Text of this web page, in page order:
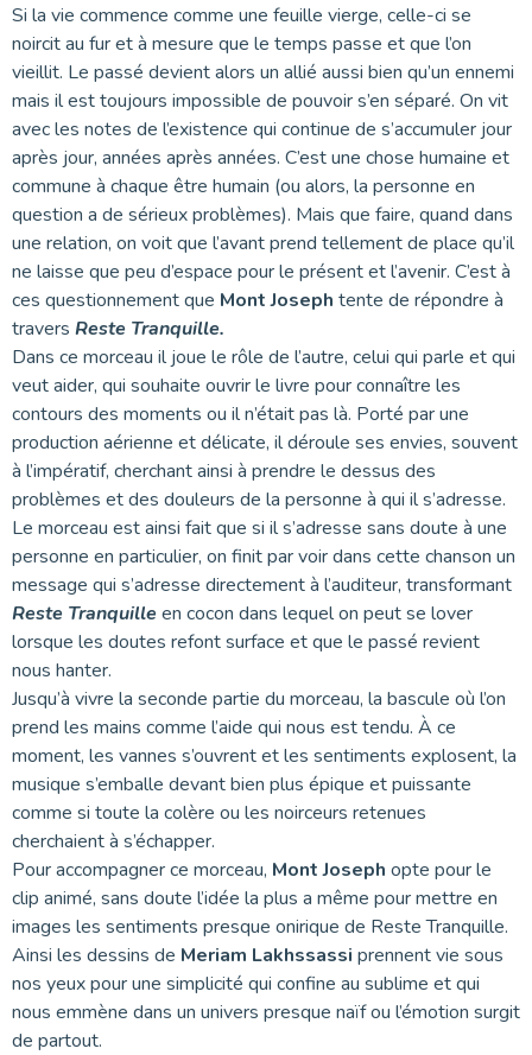
Si la vie commence comme une feuille vierge, celle-ci se
noircit au fur et à mesure que le temps passe et que l’on
vieillit. Le passé devient alors un allié aussi bien qu’un ennemi
mais il est toujours impossible de pouvoir s’en séparé. On vit
avec les notes de l’existence qui continue de s’accumuler jour
après jour, années après années. C’est une chose humaine et
commune à chaque être humain (ou alors, la personne en
question a de sérieux problèmes). Mais que faire, quand dans
une relation, on voit que l’avant prend tellement de place qu’il
ne laisse que peu d’espace pour le présent et l’avenir. C’est à
ces questionnement que Mont Joseph tente de répondre à
travers Reste Tranquille.
Dans ce morceau il joue le rôle de l’autre, celui qui parle et qui
veut aider, qui souhaite ouvrir le livre pour connaître les
contours des moments ou il n’était pas là. Porté par une
production aérienne et délicate, il déroule ses envies, souvent
à l’impératif, cherchant ainsi à prendre le dessus des
problèmes et des douleurs de la personne à qui il s’adresse.
Le morceau est ainsi fait que si il s’adresse sans doute à une
personne en particulier, on finit par voir dans cette chanson un
message qui s’adresse directement à l’auditeur, transformant
Reste Tranquilleen cocon dans lequel on peut se lover
lorsque les doutes refont surface et que le passé revient
nous hanter.
Jusqu’à vivre la seconde partie du morceau, la bascule où l’on
prend les mains comme l’aide qui nous est tendu. À ce
moment, les vannes s’ouvrent et les sentiments explosent, la
musique s’emballe devant bien plus épique et puissante
comme si toute la colère ou les noirceurs retenues
cherchaient à s’échapper.
Pour accompagner ce morceau, Mont Joseph opte pour le
clip animé, sans doute l’idée la plus a même pour mettre en
images les sentiments presque onirique de Reste Tranquille.
Ainsi les dessins de Meriam Lakhssassi prennent vie sous
nos yeux pour une simplicité qui confine au sublime et qui
nous emmène dans un univers presque naïf ou l’émotion surgit
de partout.